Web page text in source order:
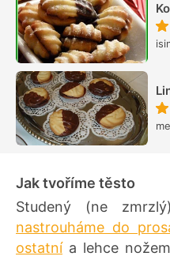
Jak tvoříme těsto
Studený (ne
nastrouháme do
ostatnía lehce